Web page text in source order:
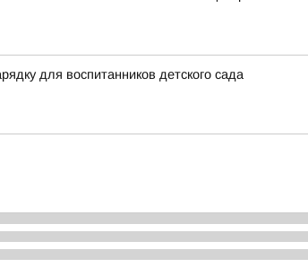
для воспитанников детского сада